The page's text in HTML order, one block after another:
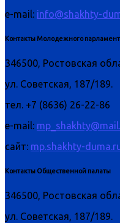
e-mail: info@shakhty-
Контакты Молодежного
346500, Ростовская
ул. Советская, 187/189.
тел. +7 (8636) 26-22-86
e-mail:
сайт: mp.shakhty-
Контакты Общественной палаты
346500, Ростовская
ул. Советская, 187/189.